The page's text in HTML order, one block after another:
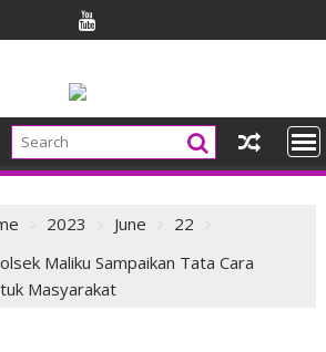
2023 June
22
Maliku Sampaikan Tata Cara
Masyarakat